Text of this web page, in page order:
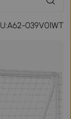
039V01WT